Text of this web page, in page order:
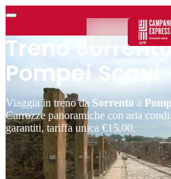
Treno
Pompei Scavi
Viaggia in treno da Sorrento a
Carrozze panoramiche con aria
garantiti, tariffa unica €15,00,